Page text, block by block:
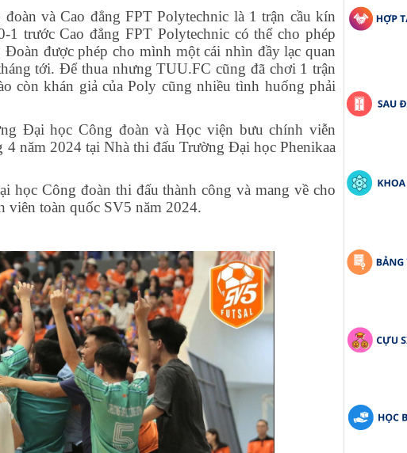
và Cao đẳng FPT Polytechnic là 1 trận cầu kín
trước Cao đẳng FPT Polytechnic có thể cho phép
được phép cho mình một cái nhìn đầy lạc quan
tới. Để thua nhưng TUU.FC cũng đã chơi 1 trận
còn khán giả của Poly cũng nhiều tình huống phải
Đại học Công đoàn và Học viện bưu chính viễn
năm 2024 tại Nhà thi đấu Trường Đại học Phenikaa
học Công đoàn thi đấu thành công và mang về cho
viên toàn quốc SV5 năm 2024.